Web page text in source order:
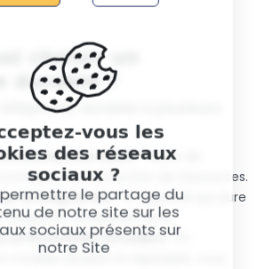
vous les
des réseaux
sociaux ?
permettre le partage du
de notre site sur les
sociaux présents sur
notre Site
choisir un
durable ?
durable a plusieurs
réduit: Moins de
et d’extraction de ressources.
sur le long terme: Un appareil qui dure
fréquents remplacements.
à l’économie circulaire: En
modèle durable et réparable, vous